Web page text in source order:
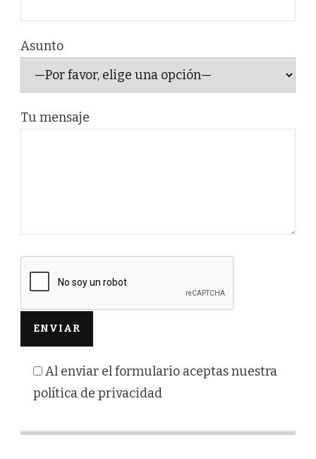
Asunto
Tu mensaje
Al enviar el formulario aceptas nuestra
política de privacidad